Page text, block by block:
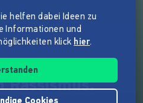
Arsch. Das
Rassismus.
helfen dabei Ideen zu
Informationen und
klick hier.